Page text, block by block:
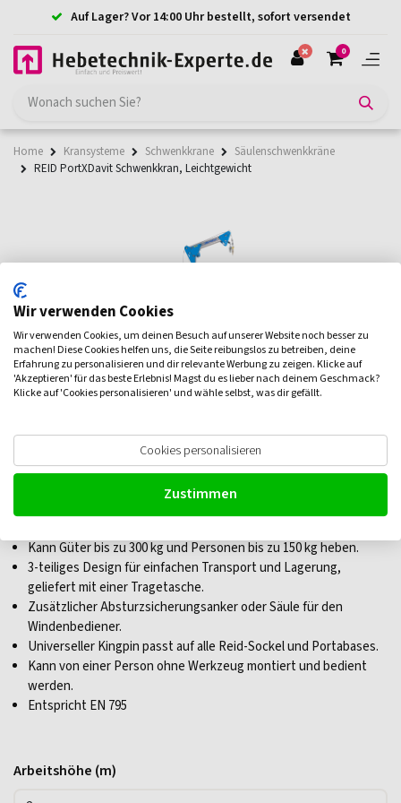
Auf Lager? Vor 14:00 Uhr bestellt, sofort versendet
0
Home Kransysteme Schwenkkrane
Säulenschwenkkräne
REID PortXDavit Schwenkkran, Leichtgewicht
REID PortXDavit Schwenkkran,
Kann Güter bis zu 300 kg und Personen bis zu 150 kg heben.
3-teiliges Design für einfachen Transport und Lagerung,
geliefert mit einer Tragetasche.
Zusätzlicher Absturzsicherungsanker oder Säule für den
Windenbediener.
Universeller Kingpin passt auf alle Reid-Sockel und Portabases.
Kann von einer Person ohne Werkzeug montiert und bedient
werden.
Entspricht EN 795
Arbeitshöhe (m)
Wir verwenden Cookies
Wir verwenden Cookies, um deinen Besuch auf unserer Website noch besser zu
machen! Diese Cookies helfen uns, die Seite reibungslos zu betreiben, deine
Erfahrung zu personalisieren und dir relevante Werbung zu zeigen. Klicke auf
'Akzeptieren' für das beste Erlebnis! Magst du es lieber nach deinem Geschmack?
Klicke auf 'Cookies personalisieren' und wähle selbst, was dir gefällt.
Cookies personalisieren
Zustimmen